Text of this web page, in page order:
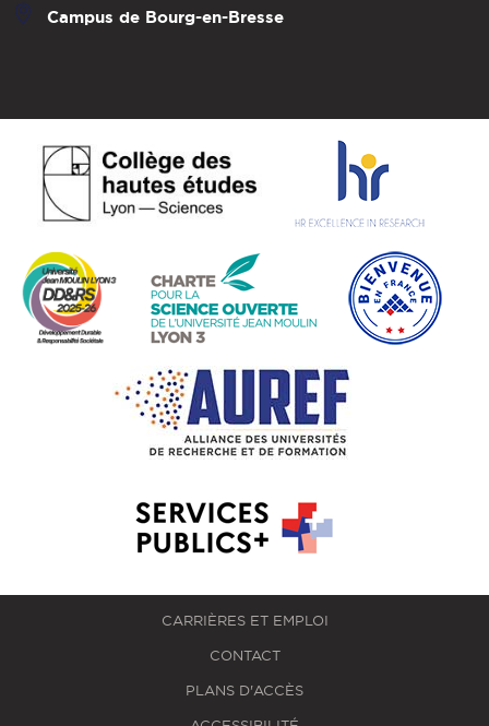
Campus de Bourg-en-Bresse
CARRIÈRES ET EMPLOI
CONTACT
PLANS D'ACCÈS